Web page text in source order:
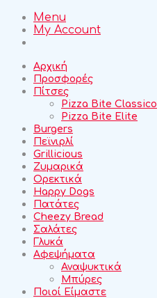
Menu
My Account
Αρχική
Προσφορές
Πίτσες
Pizza Bite Classico
Pizza Bite Elite
Burgers
Πεϊνιρλί
Grillicious
Ζυμαρικά
Ορεκτικά
Happy Dogs
Πατάτες
Cheezy Bread
Σαλάτες
Γλυκά
Αφεψήματα
Αναψυκτικά
Μπύρες
Ποιοί Είμαστε